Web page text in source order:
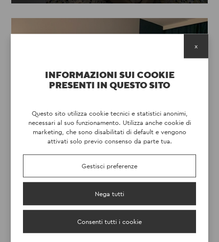
HOTEL OPCO
INFORMAZIONI SUI COOKIE
PRESENTI IN QUESTO SITO
Questo sito utilizza cookie tecnici e statistici anonimi,
necessari al suo funzionamento. Utilizza anche cookie di
marketing, che sono disabilitati di default e vengono
attivati solo previo consenso da parte tua.
Gestisci preferenze
Nega tutti
Consenti tutti i cookie
x